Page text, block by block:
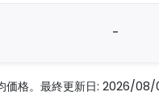
-
価格。最終更新日: 2026/08/